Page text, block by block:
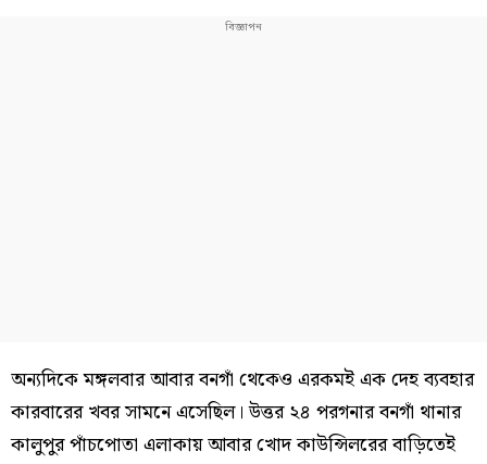
অন্যদিকে মঙ্গলবার আবার বনগাঁ থেকেও এরকমই এক দেহ ব্যবহার
কারবারের খবর সামনে এসেছিল। উত্তর ২৪ পরগনার বনগাঁ থানার
কালুপুর পাঁচপোতা এলাকায় আবার খোদ কাউন্সিলরের বাড়িতেই